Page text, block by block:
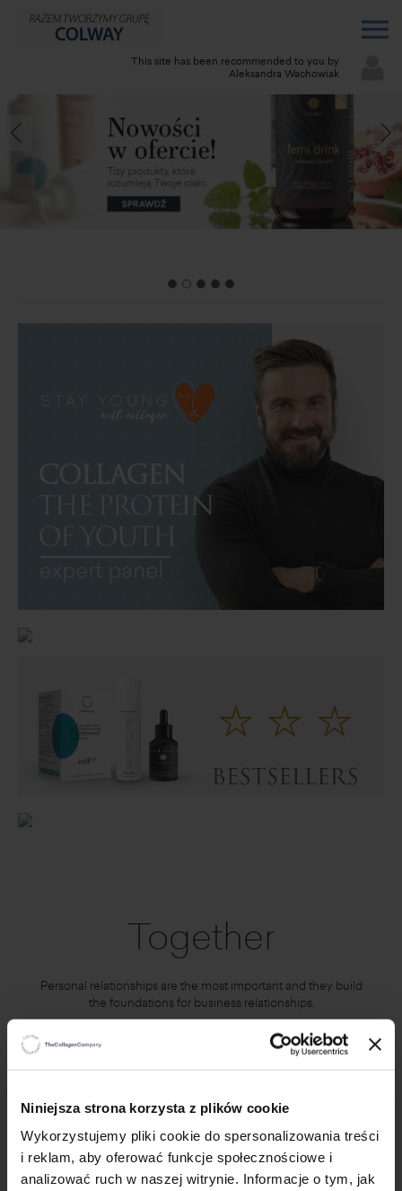
Niniejsza strona korzysta z plików cookie
Wykorzystujemy pliki cookie do spersonalizowania treści
i reklam, aby oferować funkcje społecznościowe i
analizować ruch w naszej witrynie. Informacje o tym, jak
This site has been recommended to you by
Aleksandra Wachowiak
Together
Personal relationships are the most important and they build
the foundations for business relationships.